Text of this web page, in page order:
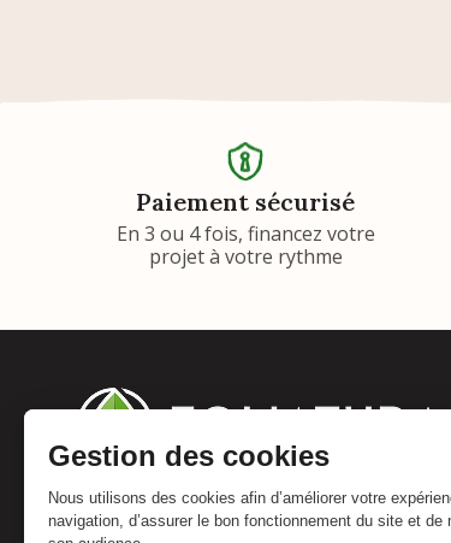
Paiement sécurisé
En 3 ou 4 fois, financez votre
projet à votre rythme
Adresse :
Foliatura